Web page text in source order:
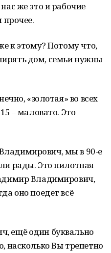
же это и рабочие
прочее.
к этому? Потому что,
дом, семьи нужны
«золотая» во всех
– маловато. Это
мы в 90-е
рады. Это пилотная
Владимирович,
оно поедет всё
ещё один буквально
насколько Вы трепетно